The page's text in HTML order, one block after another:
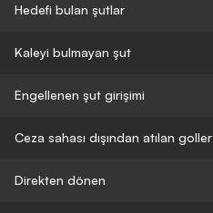
Hedefi bulan şutlar
Kaleyi bulmayan şut
Engellenen şut girişimi
Ceza sahası dışından atılan goller
Direkten dönen